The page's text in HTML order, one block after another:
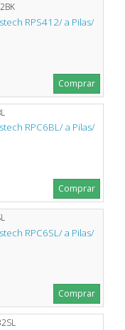
RPS412/ a Pilas/
Comprar
RPC6BL/ a Pilas/
Comprar
RPC6SL/ a Pilas/
Comprar